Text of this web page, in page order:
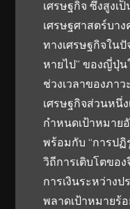
เศรษฐกิจ ซึ่งสูงเ
เศรษฐศาสตร์บา
ทางเศรษฐกิจใน
หายไป” ของญี่ปุ่
ช่วงเวลาของภา
เศรษฐกิจส่วนหนึ่
กำหนดเป้าหมาย
พร้อมกับ “การปฏิ
วิถีการเติบโตขอ
การเงินระหว่าง
พลาดเป้าหมายร้